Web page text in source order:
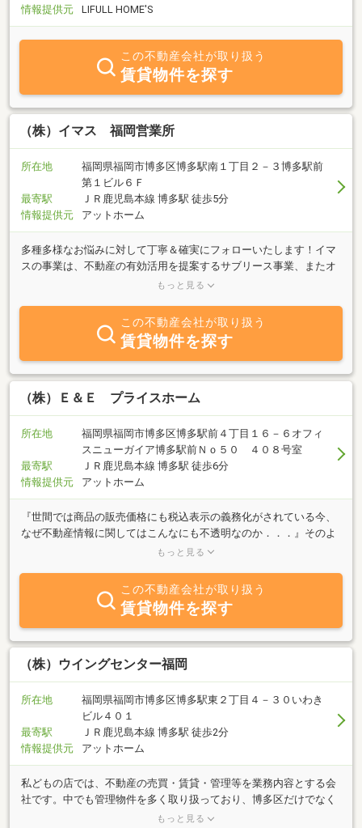
情報提供元
LIFULL HOME'S
この不動産会社が取り扱う
賃貸物件を探す
（株）イマス 福岡営業所
所在地
福岡県福岡市博多区博多駅南１丁目２－３博多駅前
第１ビル６Ｆ
最寄駅
ＪＲ鹿児島本線 博多駅 徒歩5分
情報提供元
アットホーム
多種多様なお悩みに対して丁寧＆確実にフォローいたします！イマ
スの事業は、不動産の有効活用を提案するサブリース事業、またオ
ーナー様・テナント様双方の立場を担う的確な不動産運営を実現致
もっと見る
この不動産会社が取り扱う
賃貸物件を探す
（株）Ｅ＆Ｅ プライスホーム
所在地
福岡県福岡市博多区博多駅前４丁目１６－６オフィ
スニューガイア博多駅前Ｎｏ５０ ４０８号室
最寄駅
ＪＲ鹿児島本線 博多駅 徒歩6分
情報提供元
アットホーム
『世間では商品の販売価格にも税込表示の義務化がされている今、
なぜ不動産情報に関してはこんなにも不透明なのか．．．』そのよ
うな常識を変えるべく、プライスホームでは全物件の初期費用＆月
けるようにHP内で公開中です。好条件のお部屋を選ぶように、好条
件の不動産会社も選択出来るべきだと私共は考えております。どこ
よりも良い条件で皆様のお手伝いが出来るように、また、【お部屋
探しのニュースタンダード】となれるように、日々頑張ってまいり
ます！！
もっと見る
この不動産会社が取り扱う
賃貸物件を探す
（株）ウイングセンター福岡
所在地
福岡県福岡市博多区博多駅東２丁目４－３０いわき
ビル４０１
最寄駅
ＪＲ鹿児島本線 博多駅 徒歩2分
情報提供元
アットホーム
私どもの店では、不動産の売買・賃貸・管理等を業務内容とする会
社です。中でも管理物件を多く取り扱っており、博多区だけでなく
福岡市内も幅広く扱っております。「売りたい」「買いたい」「借
もっと見る